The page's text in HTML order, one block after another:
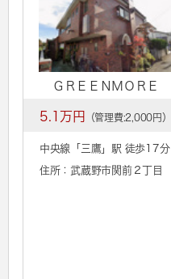
ＧＲＥＥＮＭＯＲＥ
5.1万円 （管理費:2,000円）
中央線「 三鷹」駅 徒歩17分
住所：武蔵野市関前２丁目